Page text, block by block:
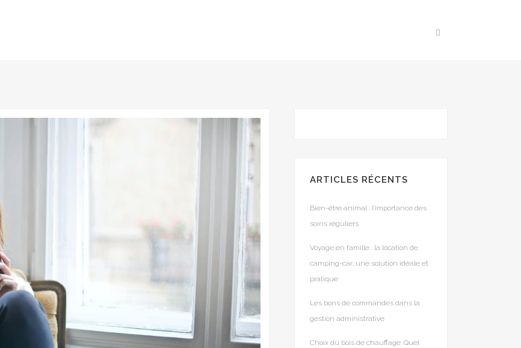
ARTICLES RÉCENTS
Bien-être animal : l’importance des
soins réguliers
Voyage en famille : la location de
camping-car, une solution idéale et
pratique
Les bons de commandes dans la
gestion administrative
Choix du bois de chauffage: Quel